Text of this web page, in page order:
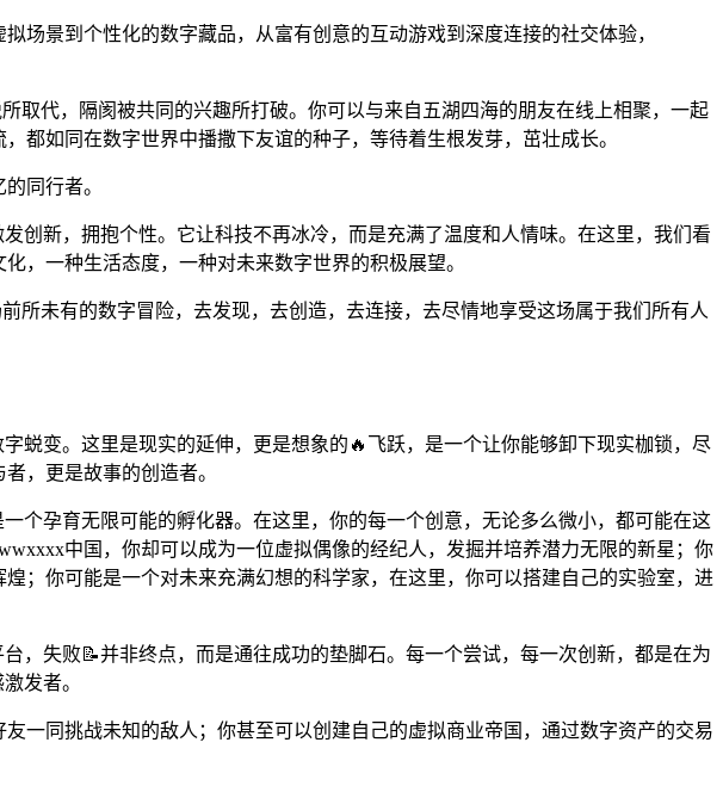
场景到个性化的数字藏品，从富有创意的互动游戏到深度连接的社交体验，
取代，隔阂被共同的兴趣所打破。你可以与来自五湖四海的朋友在线上相聚，一起
都如同在数字世界中播撒下友谊的种子，等待着生根发芽，茁壮成长。
同行者。
创新，拥抱个性。它让科技不再冰冷，而是充满了温度和人情味。在这里，我们看
，一种生活态度，一种对未来数字世界的积极展望。
所未有的数字冒险，去发现，去创造，去连接，去尽情地享受这场属于我们所有人
蜕变。这里是现实的延伸，更是想象的🔥飞跃，是一个让你能够卸下现实枷锁，尽
，更是故事的创造者。
个孕育无限可能的孵化器。在这里，你的每一个创意，无论多么微小，都可能在这
中国，你却可以成为一位虚拟偶像的经纪人，发掘并培养潜力无限的新星；你
；你可能是一个对未来充满幻想的科学家，在这里，你可以搭建自己的实验室，进
，失败📝并非终点，而是通往成功的垫脚石。每一个尝试，每一次创新，都是在为
发者。
一同挑战未知的敌人；你甚至可以创建自己的虚拟商业帝国，通过数字资产的交易